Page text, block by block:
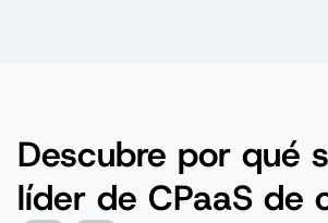
Descubre por qué
líder de CPaaS de